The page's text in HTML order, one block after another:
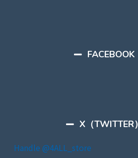
FACEBOOK
X（TWITTER）
Handle @4ALL_store